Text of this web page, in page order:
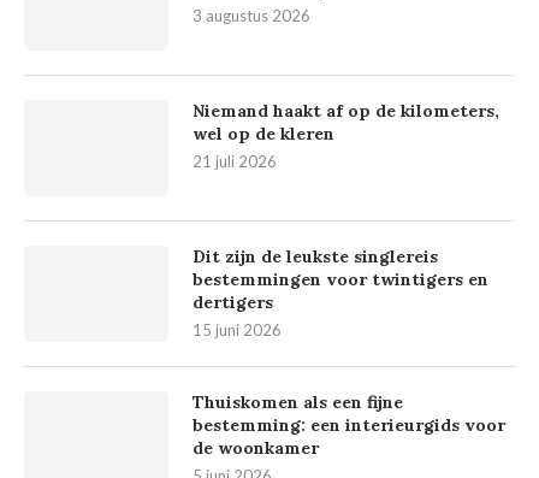
3 augustus 2026
Niemand haakt af op de kilometers,
wel op de kleren
21 juli 2026
Dit zijn de leukste singlereis
bestemmingen voor twintigers en
dertigers
15 juni 2026
Thuiskomen als een fijne
bestemming: een interieurgids voor
de woonkamer